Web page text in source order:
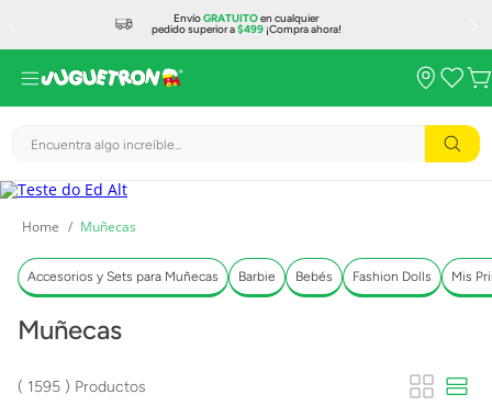
EnvíoGRATUITOen cualquier
pedido superior a$499¡Compra ahora!
Encuentra algo increíble...
Muñecas
Accesorios y Sets para Muñecas Barbie Bebés Fashion Dolls Mis
Muñecas
1595 Productos